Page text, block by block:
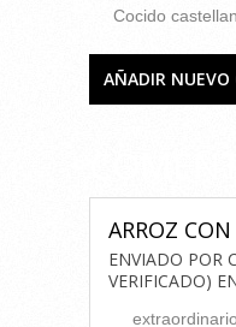
Cocido
AÑADIR
ARROZ
ENVIADO POR
VERIFICADO)